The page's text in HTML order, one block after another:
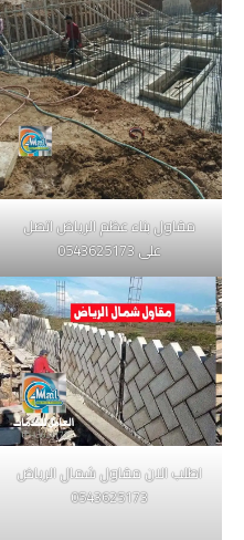
مقاول بناء عظم الرياض اتصل
على 0543625173
اطلب الان مقاول شمال الرياض
0543625173